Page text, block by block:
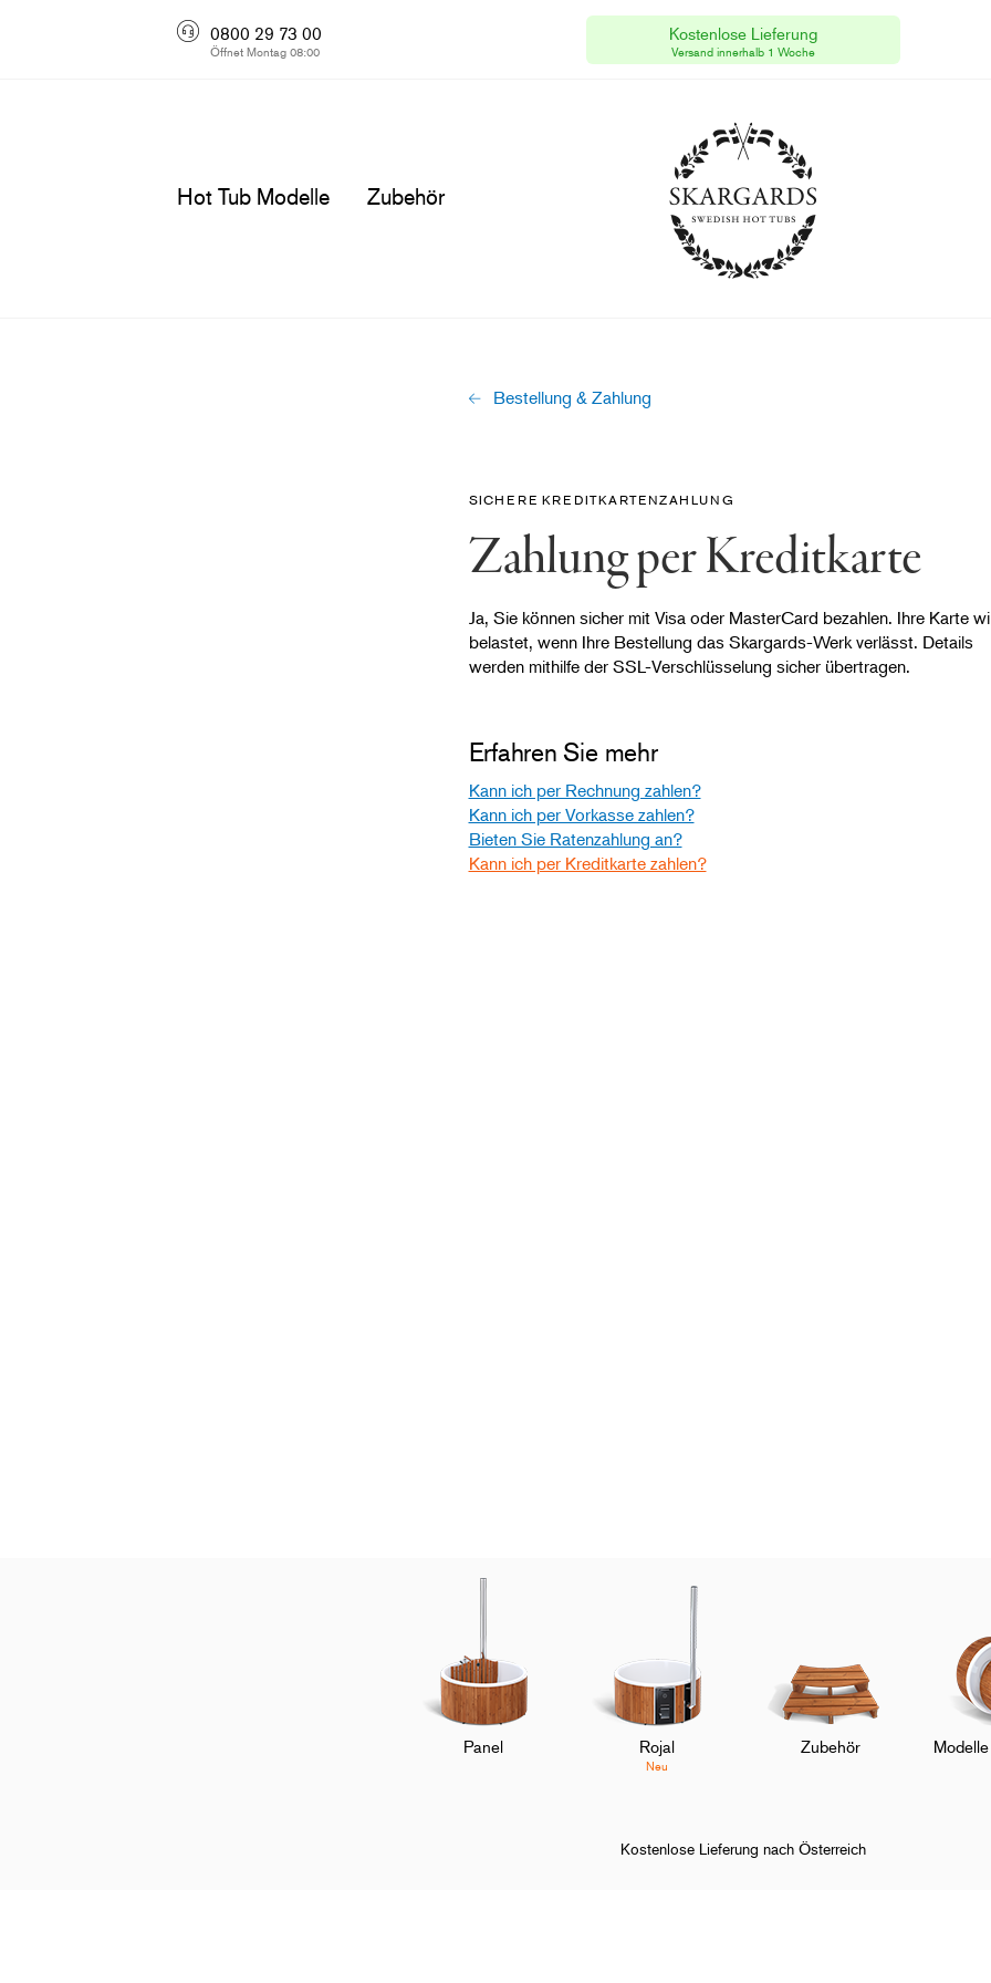
Hot Tub Modelle Zubehör
0800 29 73 00
Öffnet Montag 08:00
Kostenlose Lieferung
Versand innerhalb 1 Woche
Skargards Hot Tubs
Steuernummer #68 492/9698.
Bestellung & Zahlung
SICHERE KREDITKARTENZAHLUNG
Zahlung per Kreditkarte
Ja, Sie können sicher mit Visa oder MasterCard bezahlen. Ihre Karte
belastet, wenn Ihre Bestellung das Skargards-Werk verlässt. Details
werden mithilfe der SSL-Verschlüsselung sicher übertragen.
Erfahren Sie mehr
Kann ich per Rechnung zahlen?
Kann ich per Vorkasse zahlen?
Bieten Sie Ratenzahlung an?
Kann ich per Kreditkarte zahlen?
Panel Rojal
Neu
Zubehör
Kostenlose Lieferung nach Österreich